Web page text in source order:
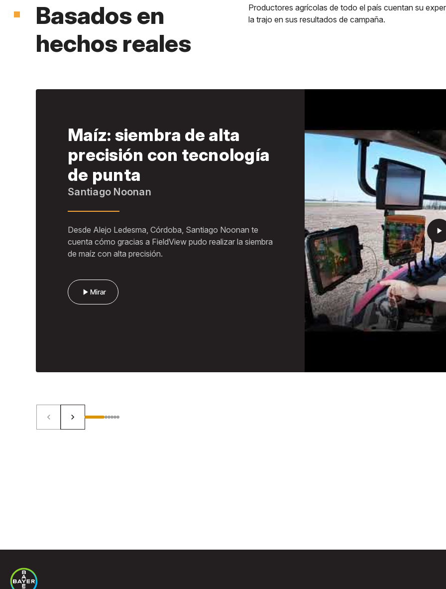
Maximizar el tiempo
Identificá rapidamente anomalías y actuá justo a tiempo.
Decidir lo mejor
Superate campaña tras campaña de la mano de reportes detallados e interactivos.
Basados en
hechos reales
Productores agrícolas de todo el país cuentan su
la trajo en sus resultados de campaña.
Maíz: siembra de alta
precisión con tecnología
de punta
Santiago Noonan
Desde Alejo Ledesma, Córdoba, Santiago Noonan te
cuenta cómo gracias a FieldView pudo realizar la siembra
de maíz con alta precisión.
Mirar
play_arrow
play_arrow
keyboard_arrow_left keyboard_arrow_right